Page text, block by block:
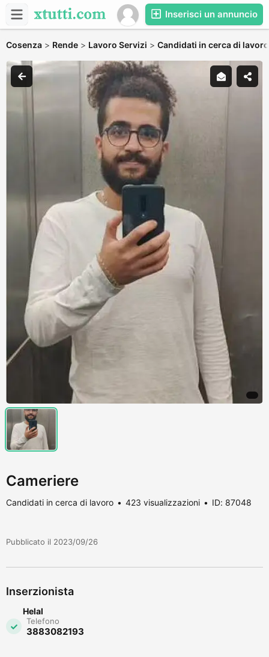
Inserisci un annuncio
Cosenza > Rende > Lavoro Servizi > Candidati in cerca di lavoro
Cameriere
Candidati in cerca di lavoro 423 visualizzazioni ID: 87048
Pubblicato il 2023/09/26
Inserzionista
Helal
Telefono
3883082193